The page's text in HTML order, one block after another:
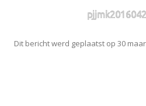
Dit bericht werd geplaatst op 30